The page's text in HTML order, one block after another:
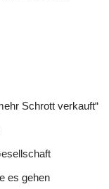
Schrott verkauft“
es gehen